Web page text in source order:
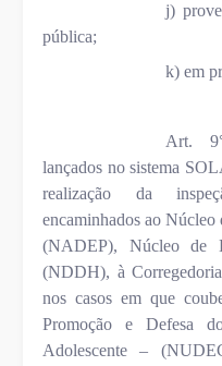
j)
pública;
k) em
Art.
lançados no sistema
realização da
encaminhados ao Núcleo
(NADEP), Núcleo de
(NDDH), à
nos casos em que
Promoção e Defesa
Adolescente –